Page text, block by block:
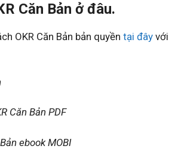
Căn Bản ở đâu.
OKR Căn Bản bản quyền tại đây với
Căn Bản PDF
ebook MOBI